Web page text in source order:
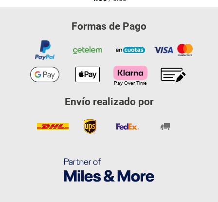
Formas de Pago
Envío realizado por